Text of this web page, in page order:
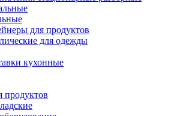
для продуктов
для одежды
кухонные
продуктов